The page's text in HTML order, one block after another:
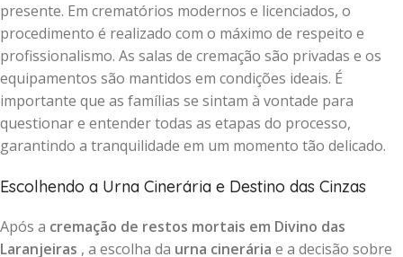
presente. Em crematórios modernos e licenciados, o
procedimento é realizado com o máximo de respeito e
profissionalismo. As salas de cremação são privadas e os
equipamentos são mantidos em condições ideais. É
importante que as famílias se sintam à vontade para
questionar e entender todas as etapas do processo,
garantindo a tranquilidade em um momento tão delicado.
Escolhendo a Urna Cinerária e Destino das Cinzas
Após a cremação de restos mortais em Divino das
Laranjeiras , a escolha da urna cinerária e a decisão sobre